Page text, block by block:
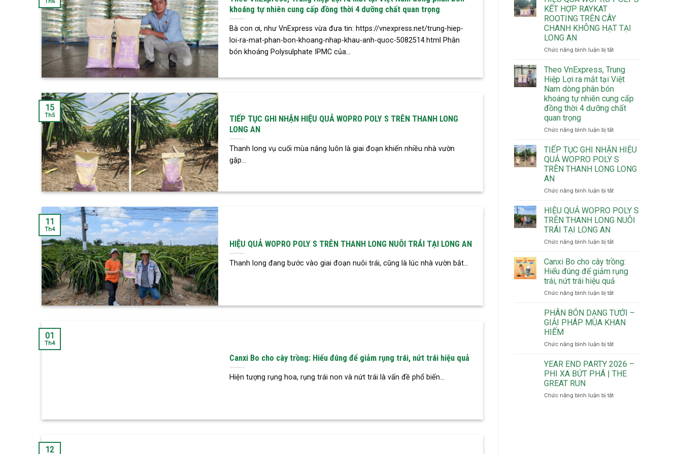
khoáng tự nhiên cung cấp đồng thời 4 dưỡng chất quan trọng
Bà con ơi, như VnExpress vừa đưa tin: https://vnexpress.net/trung-hiep-
loi-ra-mat-phan-bon-khoang-nhap-khau-anh-quoc-5082514.html Phân
bón khoáng Polysulphate IPMC của...
TIẾP TỤC GHI NHẬN HIỆU QUẢ WOPRO POLY S TRÊN THANH LONG
LONG AN
Thanh long vụ cuối mùa nắng luôn là giai đoạn khiến nhiều nhà vườn
gặp...
15
Th5
HIỆU QUẢ WOPRO POLY S TRÊN THANH LONG NUÔI TRÁI TẠI LONG AN
Thanh long đang bước vào giai đoạn nuôi trái, cũng là lúc nhà vườn bắt...
11
Th4
Canxi Bo cho cây trồng: Hiểu đúng để giảm rụng trái, nứt trái hiệu quả
Hiện tượng rụng hoa, rụng trái non và nứt trái là vấn đề phổ biến...
01
Th4
12
KẾT HỢP RAYKAT
ROOTING TRÊN CÂY
CHANH KHÔNG HẠT TẠI
LONG AN
Chức năng bình luận bị tắtở
QUẢ
WOPRO
POLY
S
KẾT
HỢP
CHANH
KHÔNG
HẠT
Theo VnExpress, Trung
Hiệp Lợi ra mắt tại Việt
Nam dòng phân bón
khoáng tự nhiên cung cấp
đồng thời 4 dưỡng chất
quan trọng
Chức năng bình luận bị tắtở
VnExpress,
Trung
Hiệp
Lợi
mắt
Việt
Nam
dòng
bón
tự
nhiên
cung
cấp
đồng
4
dưỡng
trọng
TIẾP TỤC GHI NHẬN HIỆU
QUẢ WOPRO POLY S
TRÊN THANH LONG LONG
AN
Chức năng bình luận bị tắtở
TỤC
GHI
NHẬN
QUẢ
POLY
TRÊN
THANH
LONG
AN
HIỆU QUẢ WOPRO POLY S
TRÊN THANH LONG NUÔI
TRÁI TẠI LONG AN
Chức năng bình luận bị tắtở
QUẢ
WOPRO
POLY
S
TRÊN
LONG
NUÔI
LONG
Canxi Bo cho cây trồng:
Hiểu đúng để giảm rụng
trái, nứt trái hiệu quả
Chức năng bình luận bị tắtở
Bo
cho
cây
Hiểu
để
giảm
nứt
PHÂN BÓN DẠNG TƯỚI –
GIẢI PHÁP MÙA KHAN
HIẾM
Chức năng bình luận bị tắtở
BÓN
DẠNG
TƯỚI
GIẢI
YEAR END PARTY 2026 –
PHI XA BỨT PHÁ | THE
GREAT RUN
Chức năng bình luận bị tắtở